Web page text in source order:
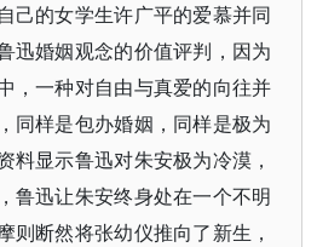
己的女学生许广平的爱慕并同
迅婚姻观念的价值评判，因为
，一种对自由与真爱的向往并
同样是包办婚姻，同样是极为
料显示鲁迅对朱安极为冷漠，
鲁迅让朱安终身处在一个不明
则断然将张幼仪推向了新生，